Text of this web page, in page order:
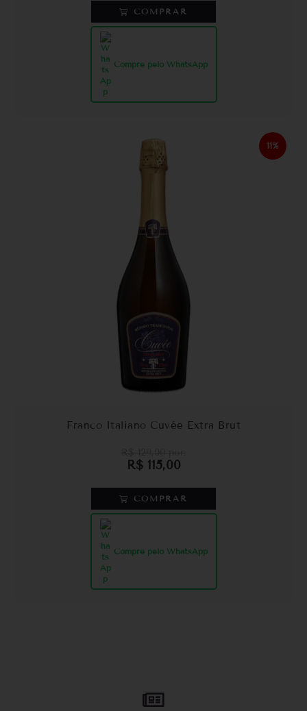
COMPRAR
Compre pelo WhatsApp
11%
Franco Italiano Cuvée Extra Brut
R$115,00
COMPRAR
Compre pelo WhatsApp